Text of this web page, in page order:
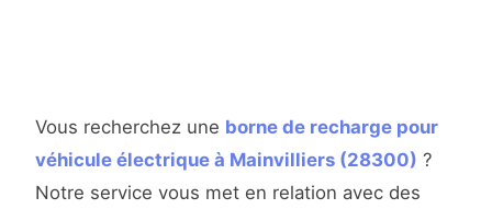
Vous recherchez une borne de recharge pour
véhicule électrique à Mainvilliers (28300) ?
Notre service vous met en relation avec des